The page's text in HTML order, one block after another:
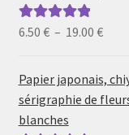
19.00
Note5.00sur
6.50 € – 19.00 €Plage
prix :
6.50 €
Papier japonais,
sérigraphie de
blanches